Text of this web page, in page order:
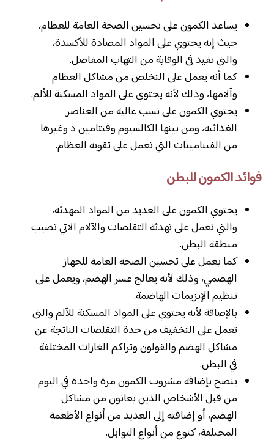
يساعد الكمون على تحسين الصحة العامة للعظام،
حيث إنه يحتوي على المواد المضادة للأكسدة،
والتي تفيد في الوقاية من التهاب المفاصل.
كما أنه يعمل على التخلص من مشاكل العظام
وآلامها، وذلك لأنه يحتوي على المواد المسكنة للألم.
يحتوي الكمون على نسب عالية من العناصر
الغذائية، ومن بينها الكالسيوم وفيتامين د وغيرها
من الفيتامينات التي تعمل على تقوية العظام.
فوائد الكمون للبطن
يحتوي الكمون على العديد من المواد المهدئة،
والتي تعمل على تهدئة التقلصات والآلام الاتي تصيب
منطقة البطن.
كما يعمل على تحسين الصحة العامة للجهاز
الهضمي، وذلك لأنه يعالج عسر الهضم، ويعمل على
تنظيم الإنزيمات الهاضمة.
بالإضاقة لأنه يحتوي على المواد المسكنة للآلم والتي
تعمل على التخفيف من حدة التقلصات الناتجة عن
مشاكل الهضم والقولون وتراكم الغازات المختلفة
في البطن.
ينصح بإضافة مشروب الكمون مرة واحدة في اليوم
من قبل الأشخاص الذين يعانون من مشاكل
الهضم، أو إضافته إلى العديد من أنواع الأطعمة
المختلفة، كنوع من أنواع التوابل.